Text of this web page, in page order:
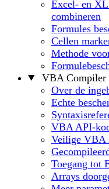
Excel- en
combineren
Formules
Cellen
Methode
VBA Compiler
Over de
Echte
VBA API-
Veilige VBA
Toegang tot
Arrays